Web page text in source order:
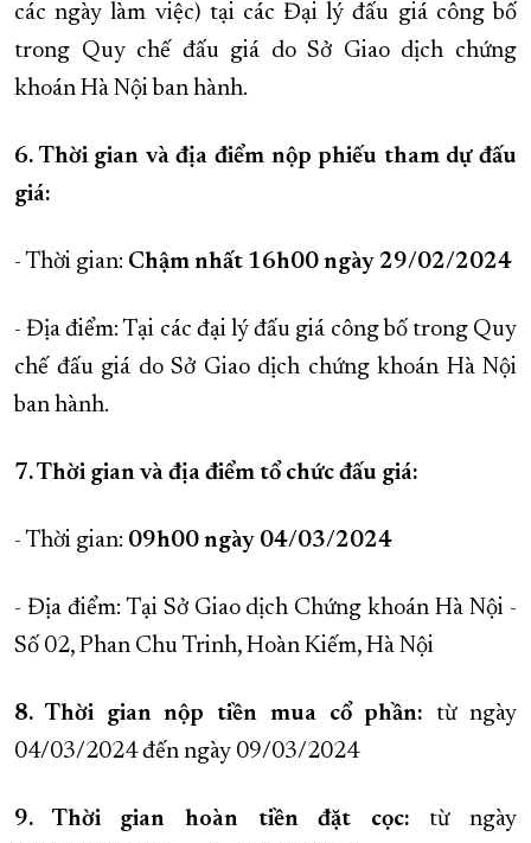
các ngày làm việc) tại các Đại lý đấu giá công bố
trong Quy chế đấu giá do Sở Giao dịch chứng
khoán Hà Nội ban hành.
6. Thời gian và địa điểm nộp phiếu tham dự đấu
giá:
- Thời gian: Chậm nhất 16h00 ngày 29/02/2024
- Địa điểm: Tại các đại lý đấu giá công bố trong Quy
chế đấu giá do Sở Giao dịch chứng khoán Hà Nội
ban hành.
7. Thời gian và địa điểm tổ chức đấu giá:
- Thời gian: 09h00 ngày 04/03/2024
- Địa điểm: Tại Sở Giao dịch Chứng khoán Hà Nội -
Số 02, Phan Chu Trinh, Hoàn Kiếm, Hà Nội
8. Thời gian nộp tiền mua cổ phần: từ ngày
04/03/2024 đến ngày 09/03/2024
9. Thời gian hoàn tiền đặt cọc: từ ngày